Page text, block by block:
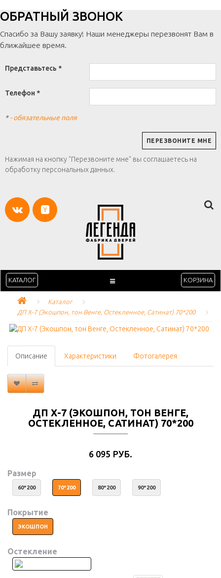
ОБРАТНЫЙ ЗВОНОК
Спасибо за Вашу заявку! Наши менеджеры перезвонят Вам в
ближайшее время.
Представьтесь *
Телефон *
*- обязательные поля
Нажимая на кнопку "Перезвоните мне" вы соглашаетесь на
обработку персональных данных.
КАТАЛОГ КОРЗИНА
Каталог
ДП Х-7 (Экошпон, тон Венге, Остекленное, Сатинат) 70*200
Описание Характеристики Фотогалерея
ДП Х-7 (ЭКОШПОН, ТОН ВЕНГЕ,
ОСТЕКЛЕННОЕ, САТИНАТ) 70*200
6 095 РУБ.
Размер
60*200 70*200 80*200 90*200
Покрытие
ЭКОШПОН
Остекление